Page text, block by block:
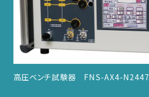
高圧ベンチ試験器 FNS-AX4-N2447